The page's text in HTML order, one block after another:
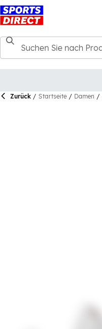
Zurück / Startseite / Damen /